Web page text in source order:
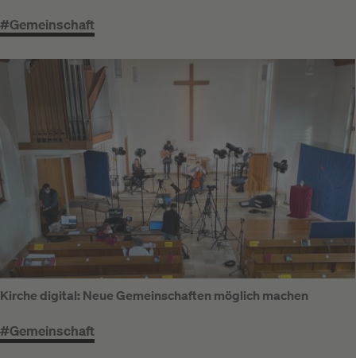
#Gemeinschaft
Kirche digital: Neue Gemeinschaften möglich machen
#Gemeinschaft